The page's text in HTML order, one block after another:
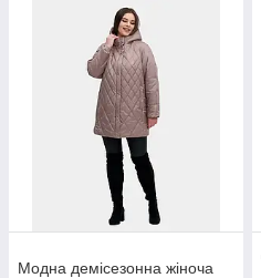
Модна демісезонна жіноча